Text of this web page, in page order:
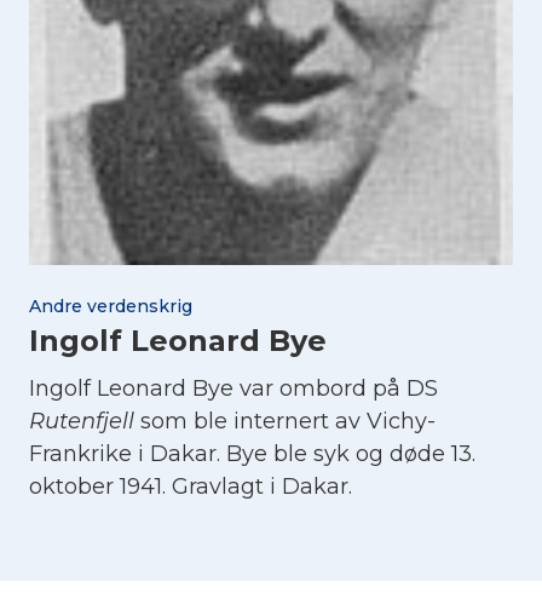
Andre verdenskrig
Ingolf Leonard Bye
Ingolf Leonard Bye var ombord på DS
Rutenfjell som ble internert av Vichy-
Frankrike i Dakar. Bye ble syk og døde 13.
oktober 1941. Gravlagt i Dakar.